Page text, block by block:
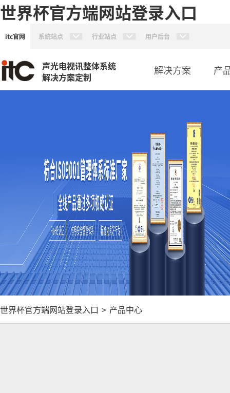
世界杯官方端网站登录入口
itc官网 系统站点 行业站点 用户后台
声光电视讯整体系统
解决方案定制
解决方案 产
世界杯官方端网站登录入口 > 产品中心